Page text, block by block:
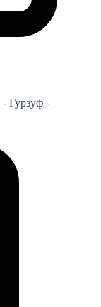
- Гурзуф -